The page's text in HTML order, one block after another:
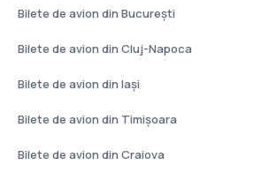
Bilete de avion din București
Bilete de avion din Cluj-Napoca
Bilete de avion din Iași
Bilete de avion din Timișoara
Bilete de avion din Craiova